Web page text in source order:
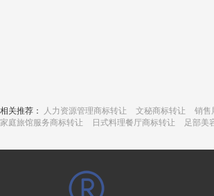
相关推荐： 人力资源管理商标转让 文秘商标转让 销售
家庭旅馆服务商标转让
日式料理餐厅商标转让 足部美